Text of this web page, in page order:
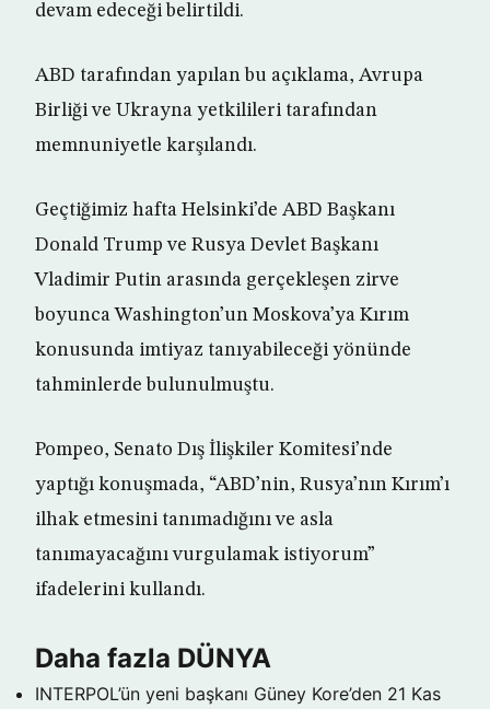
devam edeceği belirtildi.
ABD tarafından yapılan bu açıklama, Avrupa
Birliği ve Ukrayna yetkilileri tarafından
memnuniyetle karşılandı.
Geçtiğimiz hafta Helsinki’de ABD Başkanı
Donald Trump ve Rusya Devlet Başkanı
Vladimir Putin arasında gerçekleşen zirve
boyunca Washington’un Moskova’ya Kırım
konusunda imtiyaz tanıyabileceği yönünde
tahminlerde bulunulmuştu.
Pompeo, Senato Dış İlişkiler Komitesi’nde
yaptığı konuşmada, “ABD’nin, Rusya’nın Kırım’ı
ilhak etmesini tanımadığını ve asla
tanımayacağını vurgulamak istiyorum”
ifadelerini kullandı.
Daha fazla DÜNYA
INTERPOL’ün yeni başkanı Güney Kore’den 21 Kas